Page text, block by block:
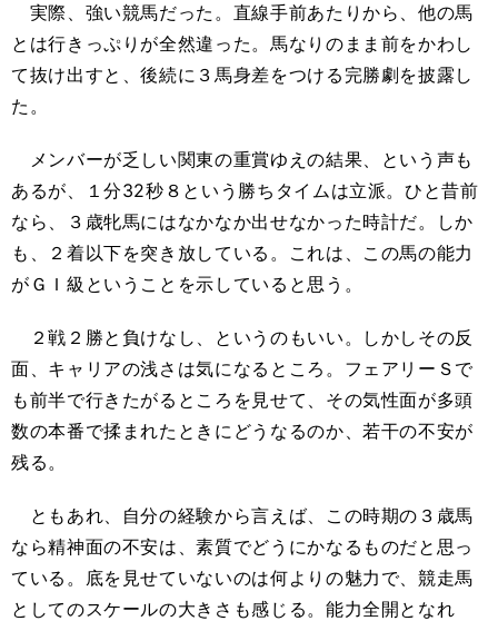
実際、強い競馬だった。直線手前あたりから、他の馬
とは行きっぷりが全然違った。馬なりのまま前をかわし
て抜け出すと、後続に３馬身差をつける完勝劇を披露し
た。
メンバーが乏しい関東の重賞ゆえの結果、という声も
あるが、１分32秒８という勝ちタイムは立派。ひと昔前
なら、３歳牝馬にはなかなか出せなかった時計だ。しか
も、２着以下を突き放している。これは、この馬の能力
がＧＩ級ということを示していると思う。
２戦２勝と負けなし、というのもいい。しかしその反
面、キャリアの浅さは気になるところ。フェアリーＳで
も前半で行きたがるところを見せて、その気性面が多頭
数の本番で揉まれたときにどうなるのか、若干の不安が
残る。
ともあれ、自分の経験から言えば、この時期の３歳馬
なら精神面の不安は、素質でどうにかなるものだと思っ
ている。底を見せていないのは何よりの魅力で、競走馬
としてのスケールの大きさも感じる。能力全開となれ